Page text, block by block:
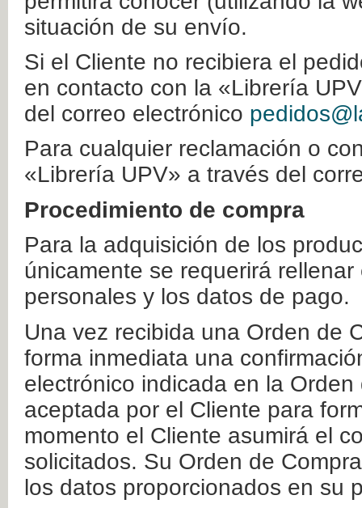
situación de su envío.
Si el Cliente no recibiera el
en contacto con la «Librería
del correo electrónico
Para cualquier reclamación o
«Librería UPV» a través del
Procedimiento de compra
Para la adquisición de los
únicamente se requerirá
personales y los datos de pago.
Una vez recibida una Orden de
forma inmediata una
electrónico indicada en la
aceptada por el Cliente para
momento el Cliente asumirá el
solicitados. Su Orden de
los datos proporcionados en su